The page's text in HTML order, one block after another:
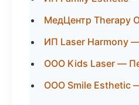
МедЦентр Therapy
ИП Laser Harmony
ООО Kids Laser —
ООО Smile Esthetic